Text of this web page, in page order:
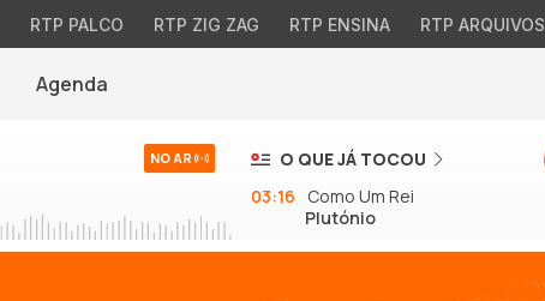
RTP PALCO RTP ZIG ZAG RTP ENSINA RTP ARQUIVOS
Agenda
NO AR
O QUE JÁ TOCOU
03:16
Como Um Rei
Plutónio